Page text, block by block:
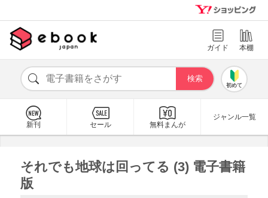
ガイド 本棚
初めて
新刊 セール 無料まんが
ジャンル一覧
それでも地球は回ってる (3) 電子書籍
版